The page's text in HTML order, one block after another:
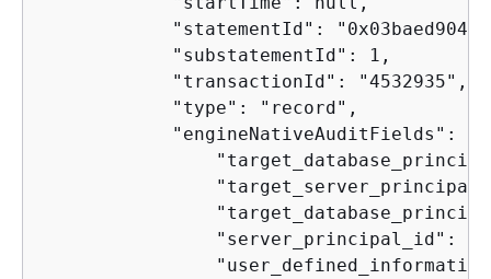
"statementId":
            "substatementId": 1,
            "transactionId": "4532935",
            "type": "record",
            "engineNativeAuditFields":
                "server_principal_id": 2,